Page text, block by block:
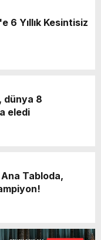
6 Yıllık Kesintisiz
dünya 8
eledi
Tabloda,